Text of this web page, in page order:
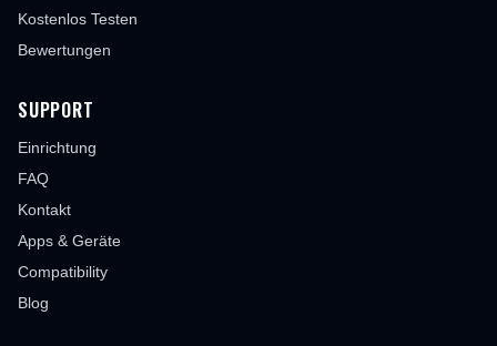
Kostenlos Testen
Bewertungen
SUPPORT
Einrichtung
FAQ
Kontakt
Apps & Geräte
Compatibility
Blog